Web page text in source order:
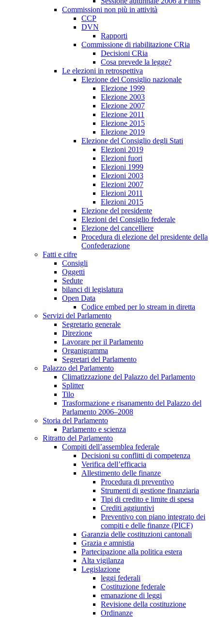
Commissioni non più in attività
CCP
DVN
Rapporti
Commissione di riabilitazione CRia
Decisioni CRia
Cosa prevede la legge?
Le elezioni in retrospettiva
Elezione del Consiglio nazionale
Elezione 1999
Elezione 2003
Elezione 2007
Elezione 2011
Elezione 2015
Elezione 2019
Elezione del Consiglio degli Stati
Elezioni 2019
Elezioni fuori
Elezioni 1999
Elezioni 2003
Elezioni 2007
Elezioni 2011
Elezioni 2015
Elezione del presidente
Elezioni del Consiglio federale
Elezione del cancelliere
Procedura di elezione del presidente della
Confederazione
Fatti e cifre
Consigli
Oggetti
Sedute
bilanci di legislatura
Open Data
Codice embed per lo stream in diretta
Servizi del Parlamento
Segretario generale
Direzione
Lavorare per il Parlamento
Organigramma
Segretari del Parlamento
Palazzo del Parlamento
Climatizzazione del Palazzo del Parlamento
Splitter
Tilo
Trasformazione e risanamento del Palazzo del
Parlamento 2006–2008
Storia del Parlamento
Parlamento e scienza
Ritratto del Parlamento
Compiti dell’assemblea federale
Decisioni su conflitti di competenza
Verifica dell’efficacia
Allestimento delle finanze
Procedura di preventivo
Strumenti di gestione finanziaria
Tipi di credito e limite di spesa
Crediti aggiuntivi
Preventivo con piano integrato dei
compiti e delle finanze (PICF)
Garanzia delle costituzioni cantonali
Grazia e amnistia
Partecipazione alla politica estera
Alta vigilanza
Legislazione
leggi federali
Costituzione federale
emanazione di leggi
Revisione della costituzione
Ordinanze